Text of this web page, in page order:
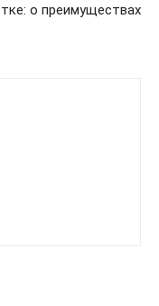
о преимуществах